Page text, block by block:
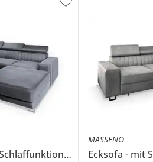
Siena
MASSENO
Ecksofa mit